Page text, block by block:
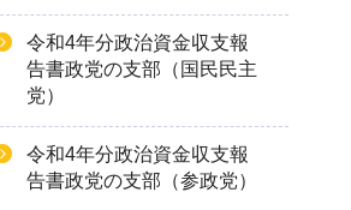
令和4年分政治資金収支報
告書政党の支部（国民民主
党）
令和4年分政治資金収支報
告書政党の支部（参政党）